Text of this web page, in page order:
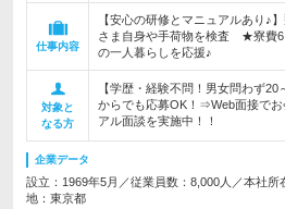
仕事内容
【安心の研修とマニュアルあり♪
さま自身や手荷物を検査 ★寮費6
の一人暮らしを応援♪
対象と
なる方
【学歴・経験不問！男女問わず
からでも応募OK！⇒Web面接で
アル面談を実施中！！
企業データ
設立：1969年5月／従業員数：8,000人／本社所
地：東京都